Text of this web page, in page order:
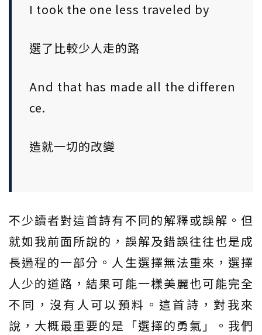
I took the one less traveled by
選了比較少人走的路
And that has made all the differen
ce.
造就一切的改變
不少讀者對這首詩有不同的解釋或誤解。但
就如我前面所說的，誤解及錯誤往往也是成
長過程的一部分。人生選擇無法重來，選擇
人少的道路，結果可能一樣美麗也可能完全
不同，沒有人可以預料。這首詩，對我來
說，大概最重要的是「選擇的勇氣」。我們